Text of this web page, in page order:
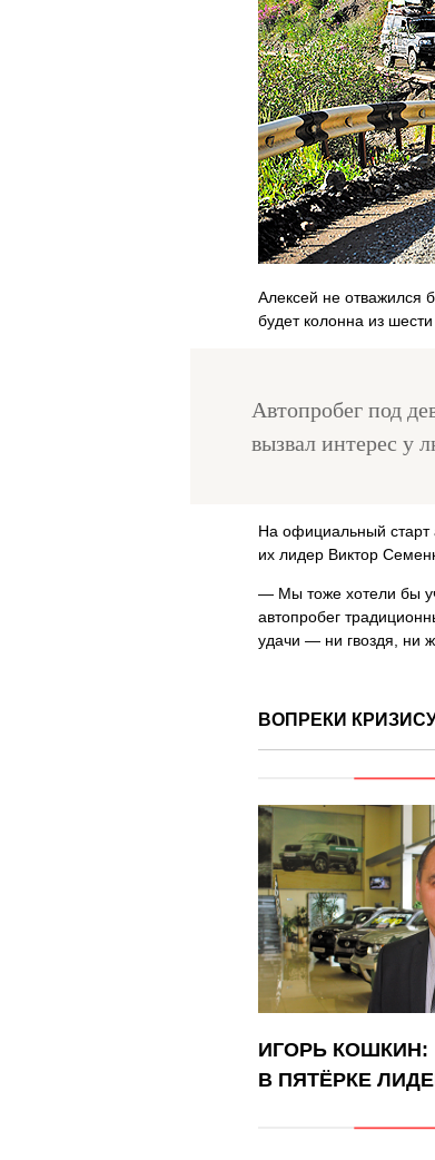
Алексей не отважился
будет колонна из
Автопробег под
вызвал интерес у
На официальный старт
их лидер Виктор
— Мы тоже хотели бы
автопробег
удачи — ни гвоздя, ни
ВОПРЕКИ
ИГОРЬ КОШКИН:
В ПЯТЁРКЕ